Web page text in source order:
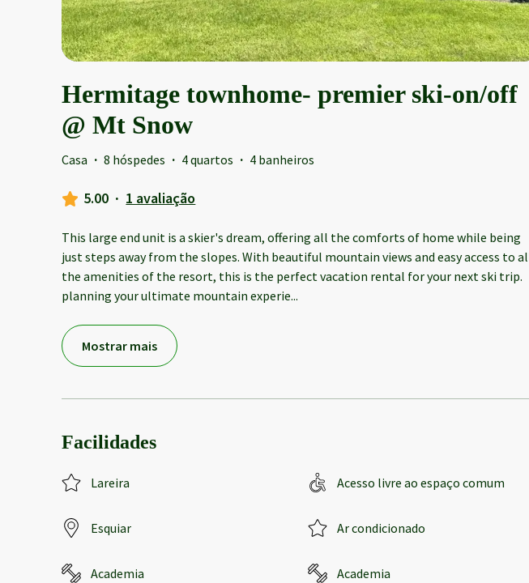
Hermitage townhome- premier ski-on/off
@ Mt Snow
Casa · 8 hóspedes · 4 quartos · 4 banheiros
5.00 · 1 avaliação
This large end unit is a skier's dream, offering all the comforts of home while being
just steps away from the slopes. With beautiful mountain views and easy access to
the amenities of the resort, this is the perfect vacation rental for your next ski trip.
planning your ultimate mountain experie...
Mostrar mais
Facilidades
Lareira Acesso livre ao espaço comum
Esquiar Ar condicionado
Academia Academia